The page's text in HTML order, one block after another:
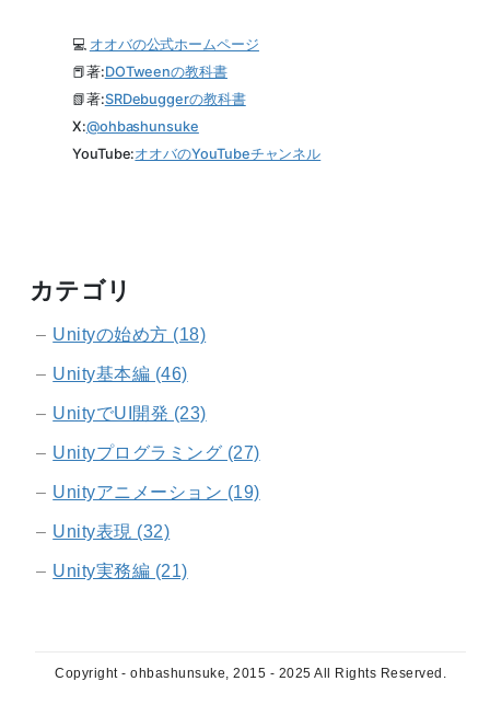
💻 オオバの公式ホームページ
📕著:DOTweenの教科書
📗著:SRDebuggerの教科書
X:@ohbashunsuke
YouTube:オオバのYouTubeチャンネル
カテゴリ
Unityの始め方 (18)
Unity基本編 (46)
UnityでUI開発 (23)
Unityプログラミング (27)
Unityアニメーション (19)
Unity表現 (32)
Unity実務編 (21)
Copyright - ohbashunsuke, 2015 - 2025 All Rights Reserved.